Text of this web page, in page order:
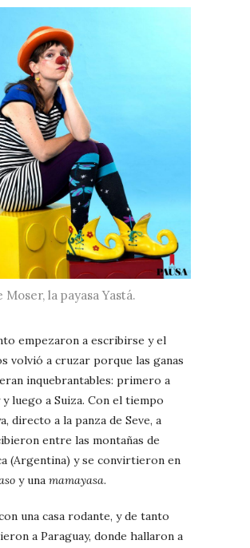
Moser, la payasa Yastá.
empezaron a escribirse y el
volvió a cruzar porque las ganas
inquebrantables: primero a
y luego a Suiza. Con el tiempo
directo a la panza de Seve, a
entre las montañas de
(Argentina) y se convirtieron en
y una mamayasa.
una casa rodante, y de tanto
a Paraguay, donde hallaron a